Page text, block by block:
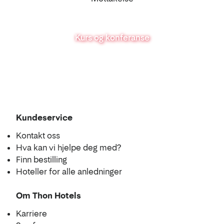
Kurs og konferanse
kart
Kundeservice
Kontakt oss
Hva kan vi hjelpe deg med?
Finn bestilling
Hoteller for alle anledninger
Om Thon Hotels
Karriere